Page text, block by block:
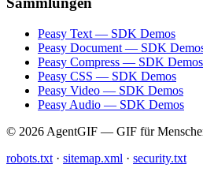
Peasy Text — SDK Demos
Peasy Document — SDK
Peasy Compress — SDK Demos
Peasy CSS — SDK Demos
Peasy Video — SDK Demos
Peasy Audio — SDK Demos
© 2026 AgentGIF — GIF für
robots.txt · sitemap.xml · security.txt